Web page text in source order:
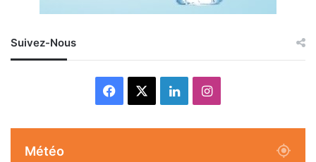
Suivez-Nous
Facebook LinkedinInstagram
Météo